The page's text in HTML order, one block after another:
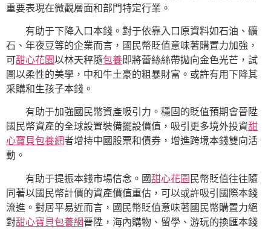
重要表現在微觀層面和部門特定行業。
有助于下降入口本錢。對于依靠入口原資料如石油、礦
石、年夜豆等的企業而言，國民幣貶值意味著購置力加強，
可甜心花園以林天秤隨包養即將蕾絲絲帶拋向金色光芒，試
圖以柔性的美學，中和牛土豪的粗暴財富。或許有用下降其
采購和生孩子本錢。
有助于加強國民幣資產吸引力。穩固的貶值預期會晉陞
國民幣資產的全球設置裝備擺設價值，吸引更多境外投資甜
心寶貝包養網者增持中國股票和債券，增進跨境本錢雙向活
動。
有助于提振本錢市場信念。國甜心花園民幣貶值往往隨
同著以國民幣計價的資產價值重估，可以或許吸引國際本錢
流進。對居平易近而言，國民幣貶值意味著國民幣購置力絕
對甜心寶貝包養網晉陞，海內購物、留學、游玩的換匯本錢